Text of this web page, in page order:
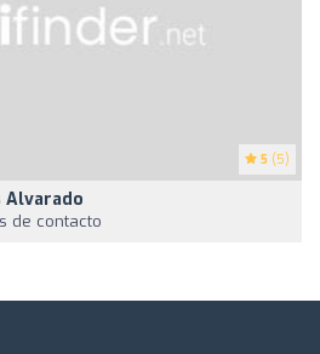
5 (5)
Alvarado
de contacto